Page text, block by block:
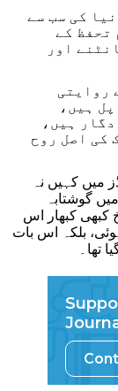
کی سب سے
تحفظ کے
اور
روایتی
ہیں،
ہیں،
کی اصل روح
میں کہیں نہ
گوشتابہ
کبھی کبھار اس
بلکہ اس بات
تھا۔